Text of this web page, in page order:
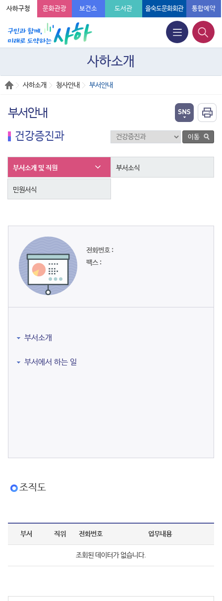
사하구청 문화관광 보건소 도서관 을숙도문화회관 통합예약
사하소개
사하소개 청사안내 부서안내
부서안내
건강증진과
부서소개 및 직원 부서소식
민원서식
전화번호 :
팩스 :
부서소개
부서에서 하는 일
조직도
부서 직위 전화번호 업무내용
조회된 데이터가 없습니다.